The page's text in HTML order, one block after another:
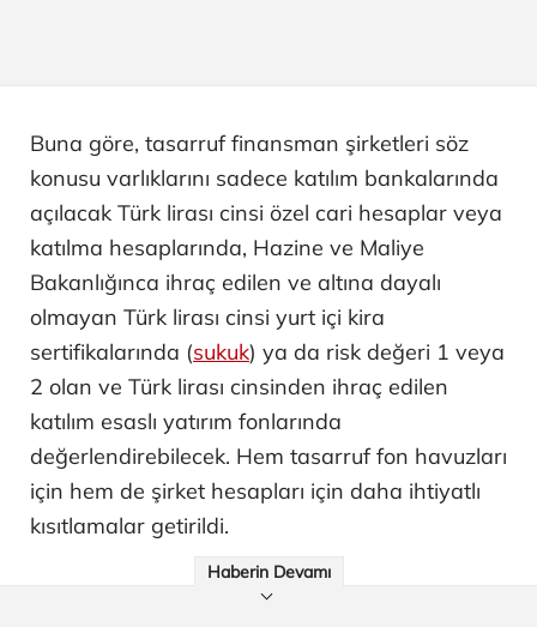
Buna göre, tasarruf finansman şirketleri söz
konusu varlıklarını sadece katılım bankalarında
açılacak Türk lirası cinsi özel cari hesaplar veya
katılma hesaplarında, Hazine ve Maliye
Bakanlığınca ihraç edilen ve altına dayalı
olmayan Türk lirası cinsi yurt içi kira
sertifikalarında (sukuk) ya da risk değeri 1 veya
2 olan ve Türk lirası cinsinden ihraç edilen
katılım esaslı yatırım fonlarında
değerlendirebilecek. Hem tasarruf fon havuzları
için hem de şirket hesapları için daha ihtiyatlı
kısıtlamalar getirildi.
Haberin Devamı